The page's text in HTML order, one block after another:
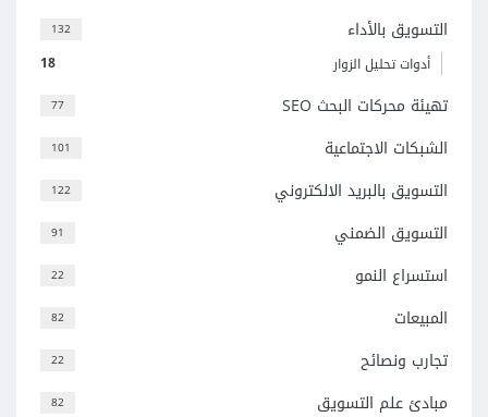
132 التسويق بالأداء
18 أدوات تحليل الزوار
77 تهيئة محركات البحث SEO
101 الشبكات الاجتماعية
122 التسويق بالبريد الالكتروني
91 التسويق الضمني
22 استسراع النمو
82 المبيعات
22 تجارب ونصائح
82
مبادئ علم التسويق